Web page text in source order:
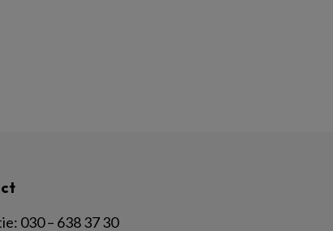
030 – 638 37 30